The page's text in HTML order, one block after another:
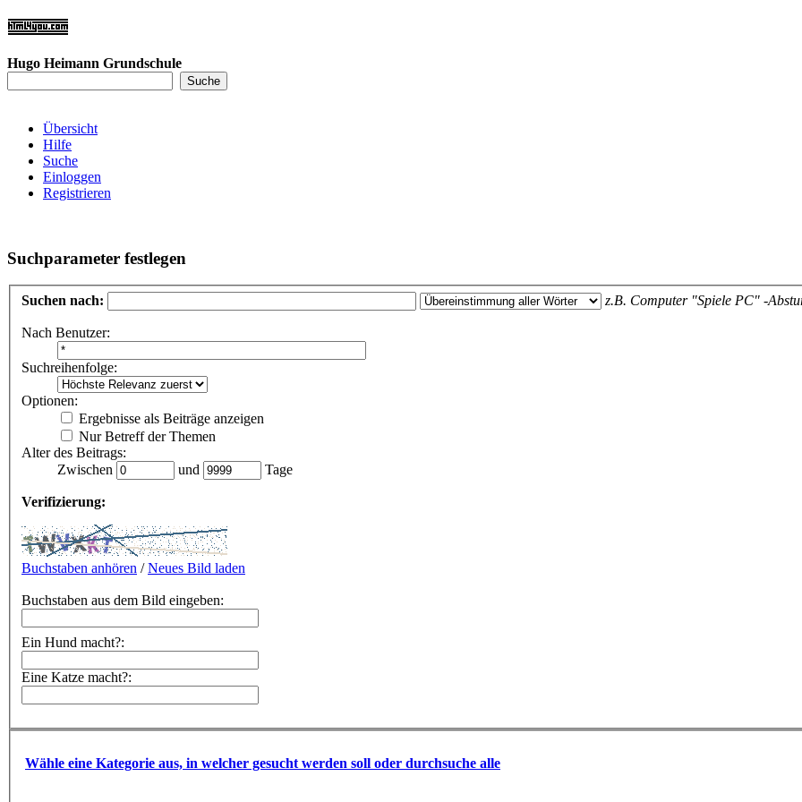
Hugo Heimann Grundschule
Übersicht
Hilfe
Suche
Einloggen
Registrieren
Suchparameter festlegen
Suchen nach: z.B. Computer "Spiele PC" -
Nach Benutzer:
Suchreihenfolge:
Optionen:
Ergebnisse als Beiträge anzeigen
Nur Betreff der Themen
Alter des Beitrags:
Zwischen
und Tage
Verifizierung:
Buchstaben anhören /Neues Bild laden
Buchstaben aus dem Bild eingeben:
Ein Hund macht?:
Eine Katze macht?:
Wähle eine Kategorie aus, in welcher gesucht werden soll oder durchsuche alle